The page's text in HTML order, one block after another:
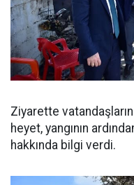
Ziyarette
heyet, yangının
hakkında bilgi verdi.